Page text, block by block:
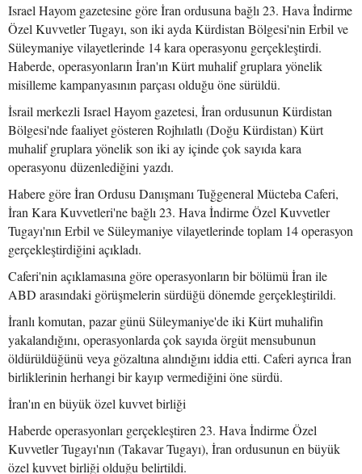
Israel Hayom gazetesine göre İran ordusuna bağlı 23. Hava İndirme
Özel Kuvvetler Tugayı, son iki ayda Kürdistan Bölgesi'nin Erbil ve
Süleymaniye vilayetlerinde 14 kara operasyonu gerçekleştirdi.
Haberde, operasyonların İran'ın Kürt muhalif gruplara yönelik
misilleme kampanyasının parçası olduğu öne sürüldü.
İsrail merkezli Israel Hayom gazetesi, İran ordusunun Kürdistan
Bölgesi'nde faaliyet gösteren Rojhılatlı (Doğu Kürdistan) Kürt
muhalif gruplara yönelik son iki ay içinde çok sayıda kara
operasyonu düzenlediğini yazdı.
Habere göre İran Ordusu Danışmanı Tuğgeneral Mücteba Caferi,
İran Kara Kuvvetleri'ne bağlı 23. Hava İndirme Özel Kuvvetler
Tugayı'nın Erbil ve Süleymaniye vilayetlerinde toplam 14 operasyon
gerçekleştirdiğini açıkladı.
Caferi'nin açıklamasına göre operasyonların bir bölümü İran ile
ABD arasındaki görüşmelerin sürdüğü dönemde gerçekleştirildi.
İranlı komutan, pazar günü Süleymaniye'de iki Kürt muhalifin
yakalandığını, operasyonlarda çok sayıda örgüt mensubunun
öldürüldüğünü veya gözaltına alındığını iddia etti. Caferi ayrıca İran
birliklerinin herhangi bir kayıp vermediğini öne sürdü.
İran'ın en büyük özel kuvvet birliği
Haberde operasyonları gerçekleştiren 23. Hava İndirme Özel
Kuvvetler Tugayı'nın (Takavar Tugayı), İran ordusunun en büyük
özel kuvvet birliği olduğu belirtildi.